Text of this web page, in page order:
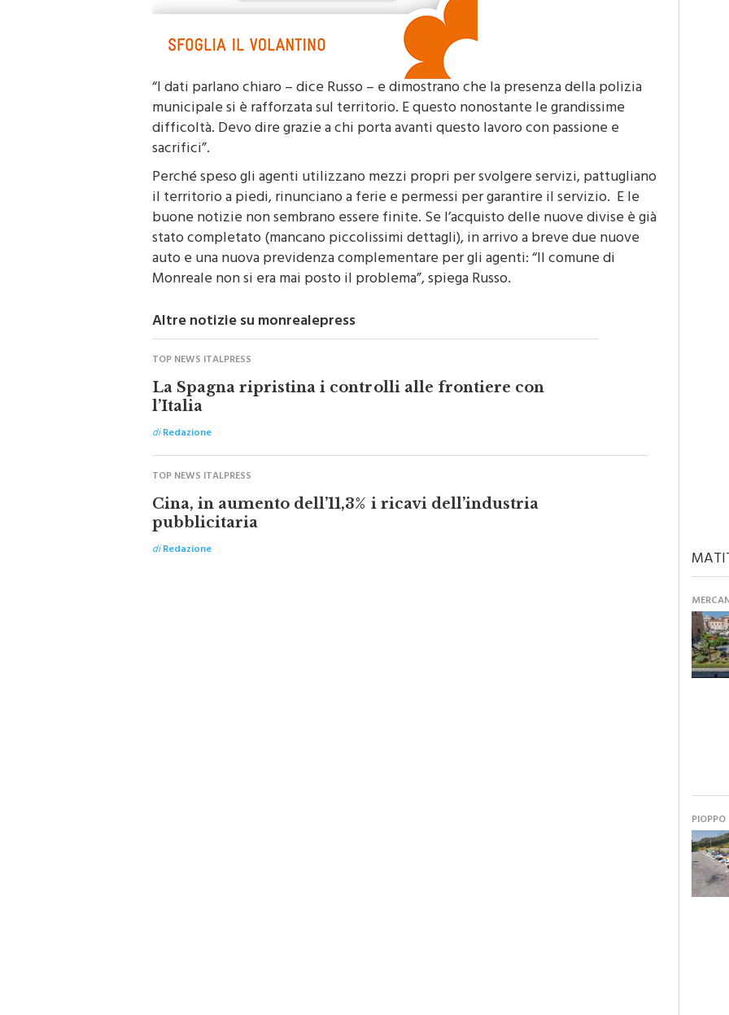
“I dati parlano chiaro – dice Russo – e dimostrano che la presenza della polizia
municipale si è rafforzata sul territorio. E questo nonostante le grandissime
difficoltà. Devo dire grazie a chi porta avanti questo lavoro con passione e
sacrifici”.
Perché speso gli agenti utilizzano mezzi propri per svolgere servizi, pattugliano
il territorio a piedi, rinunciano a ferie e permessi per garantire il servizio. E le
buone notizie non sembrano essere finite. Se l’acquisto delle nuove divise è già
stato completato (mancano piccolissimi dettagli), in arrivo a breve due nuove
auto e una nuova previdenza complementare per gli agenti: “Il comune di
Monreale non si era mai posto il problema”, spiega Russo.
Altre notizie su monrealepress
TOP NEWS ITALPRESS
La Spagna ripristina i controlli alle frontiere con
l’Italia
diRedazione
TOP NEWS ITALPRESS
Cina, in aumento dell’11,3% i ricavi dell’industria
pubblicitaria
diRedazione
PIOPPO